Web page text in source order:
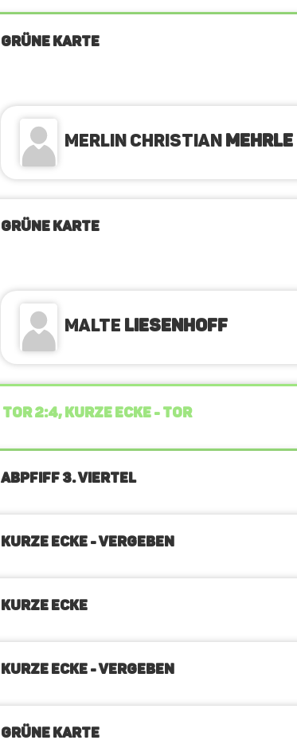
GRÜNE KARTE
Merlin ChristianMehrle
GRÜNE KARTE
Malte Liesenhoff
TOR 2:4, KURZE ECKE - TOR
ABPFIFF 3. Viertel
KURZE ECKE - VERGEBEN
KURZE ECKE
KURZE ECKE - VERGEBEN
GRÜNE KARTE